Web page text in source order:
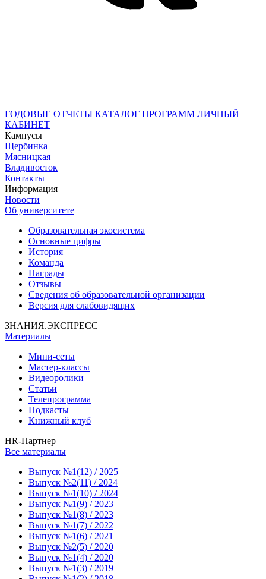
ГОДОВЫЕ ОТЧЕТЫ КАТАЛОГ ПРОГРАММ ЛИЧНЫЙ
КАБИНЕТ
Кампусы
Щербинка
Мясницкая
Владивосток
Контакты
Информация
Новости
Об университете
Образовательная экосистема
Основные цифры
История
Команда
Награды
Отзывы
Сведения об образовательной организации
Версия для слабовидящих
ЗНАНИЯ.ЭКСПРЕСС
Материалы
Мини-сеты
Мастер-классы
Видеоролики
Статьи
Телепрограмма
Подкасты
Книжный клуб
HR-Партнер
Все материалы
Выпуск №1(12) / 2025
Выпуск №2(11) / 2024
Выпуск №1(10) / 2024
Выпуск №1(9) / 2023
Выпуск №1(8) / 2023
Выпуск №1(7) / 2022
Выпуск №1(6) / 2021
Выпуск №2(5) / 2020
Выпуск №1(4) / 2020
Выпуск №1(3) / 2019